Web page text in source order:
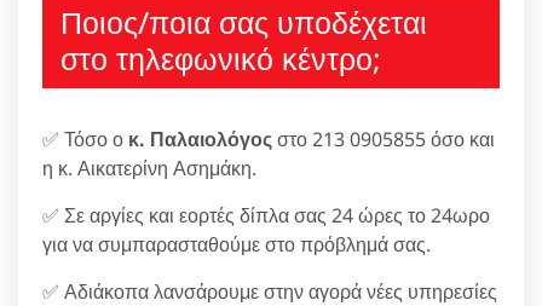
Ποιος/ποια σας υποδέχεται
στο τηλεφωνικό κέντρο;
✅ Τόσο ο κ. Παλαιολόγοςστο 213 0905855 όσο και
η κ. Αικατερίνη Ασημάκη.
✅ Σε αργίες και εορτές δίπλα σας 24 ώρες το 24ωρο
για να συμπαρασταθούμε στο πρόβλημά σας.
✅ Αδιάκοπα λανσάρουμε στην αγορά νέες υπηρεσίες